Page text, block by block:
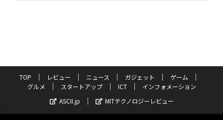
TOP レビュー ニュース ガジェット
ゲーム
グルメ
スタートアップ ICT
インフォメーション
ASCII.jp
MITテクノロジーレビュー